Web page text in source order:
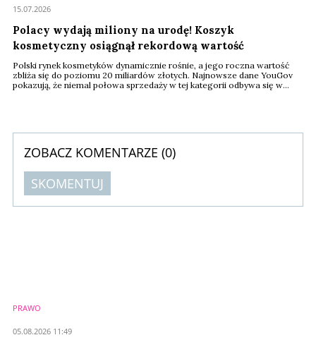
Polacy wydają miliony na urodę! Koszyk
kosmetyczny osiągnął rekordową wartość
Polski rynek kosmetyków dynamicznie rośnie, a jego roczna wartość
zbliża się do poziomu 20 miliardów złotych. Najnowsze dane YouGov
pokazują, że niemal połowa sprzedaży w tej kategorii odbywa się w
15.07.2026
ZOBACZ KOMENTARZE (0)
SKOMENTUJ
PRAWO
05.08.2026 11:49